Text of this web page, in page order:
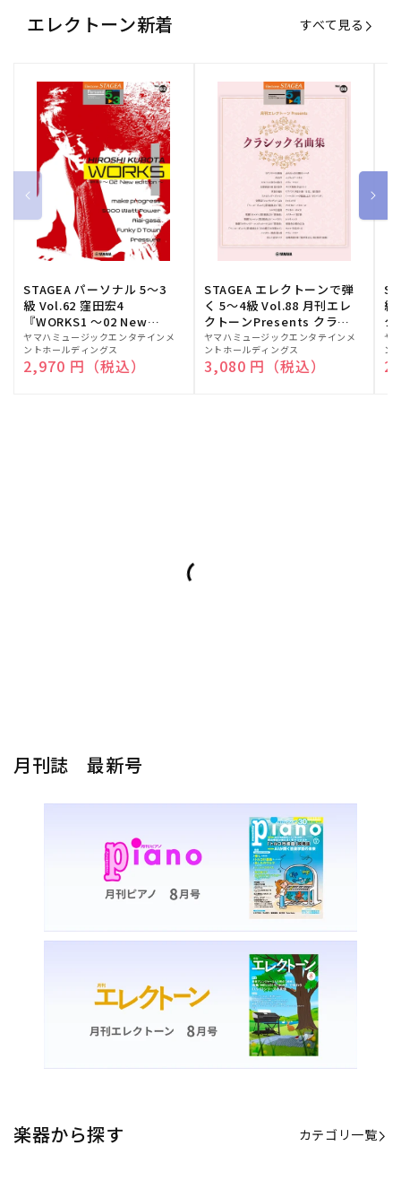
エレクトーン新着 すべて見る
STAGEA パーソナル 5～3
級 Vol.62 窪田宏4
『WORKS1 ～02 New
edition～』
販
売
元:
ヤマハミュージックエンタテインメ
ントホールディングス
通常価格
2,970 円（税込）
STAGEA エレクトーンで弾
く 5～4級 Vol.88 月刊エレ
クトーンPresents クラシ
ック名曲集
販
売
元:
ヤマハミュージックエンタテインメ
ントホールディングス
通常価格
3,080 円（税込）
級
ク
販
売
元:
ヤ
ン
月刊誌 最新号
楽器から探す カテゴリ一覧